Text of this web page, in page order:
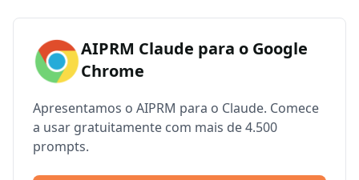
AIPRM Claude para o Google
Chrome
Apresentamos o AIPRM para o Claude. Comece
a usar gratuitamente com mais de 4.500
prompts.